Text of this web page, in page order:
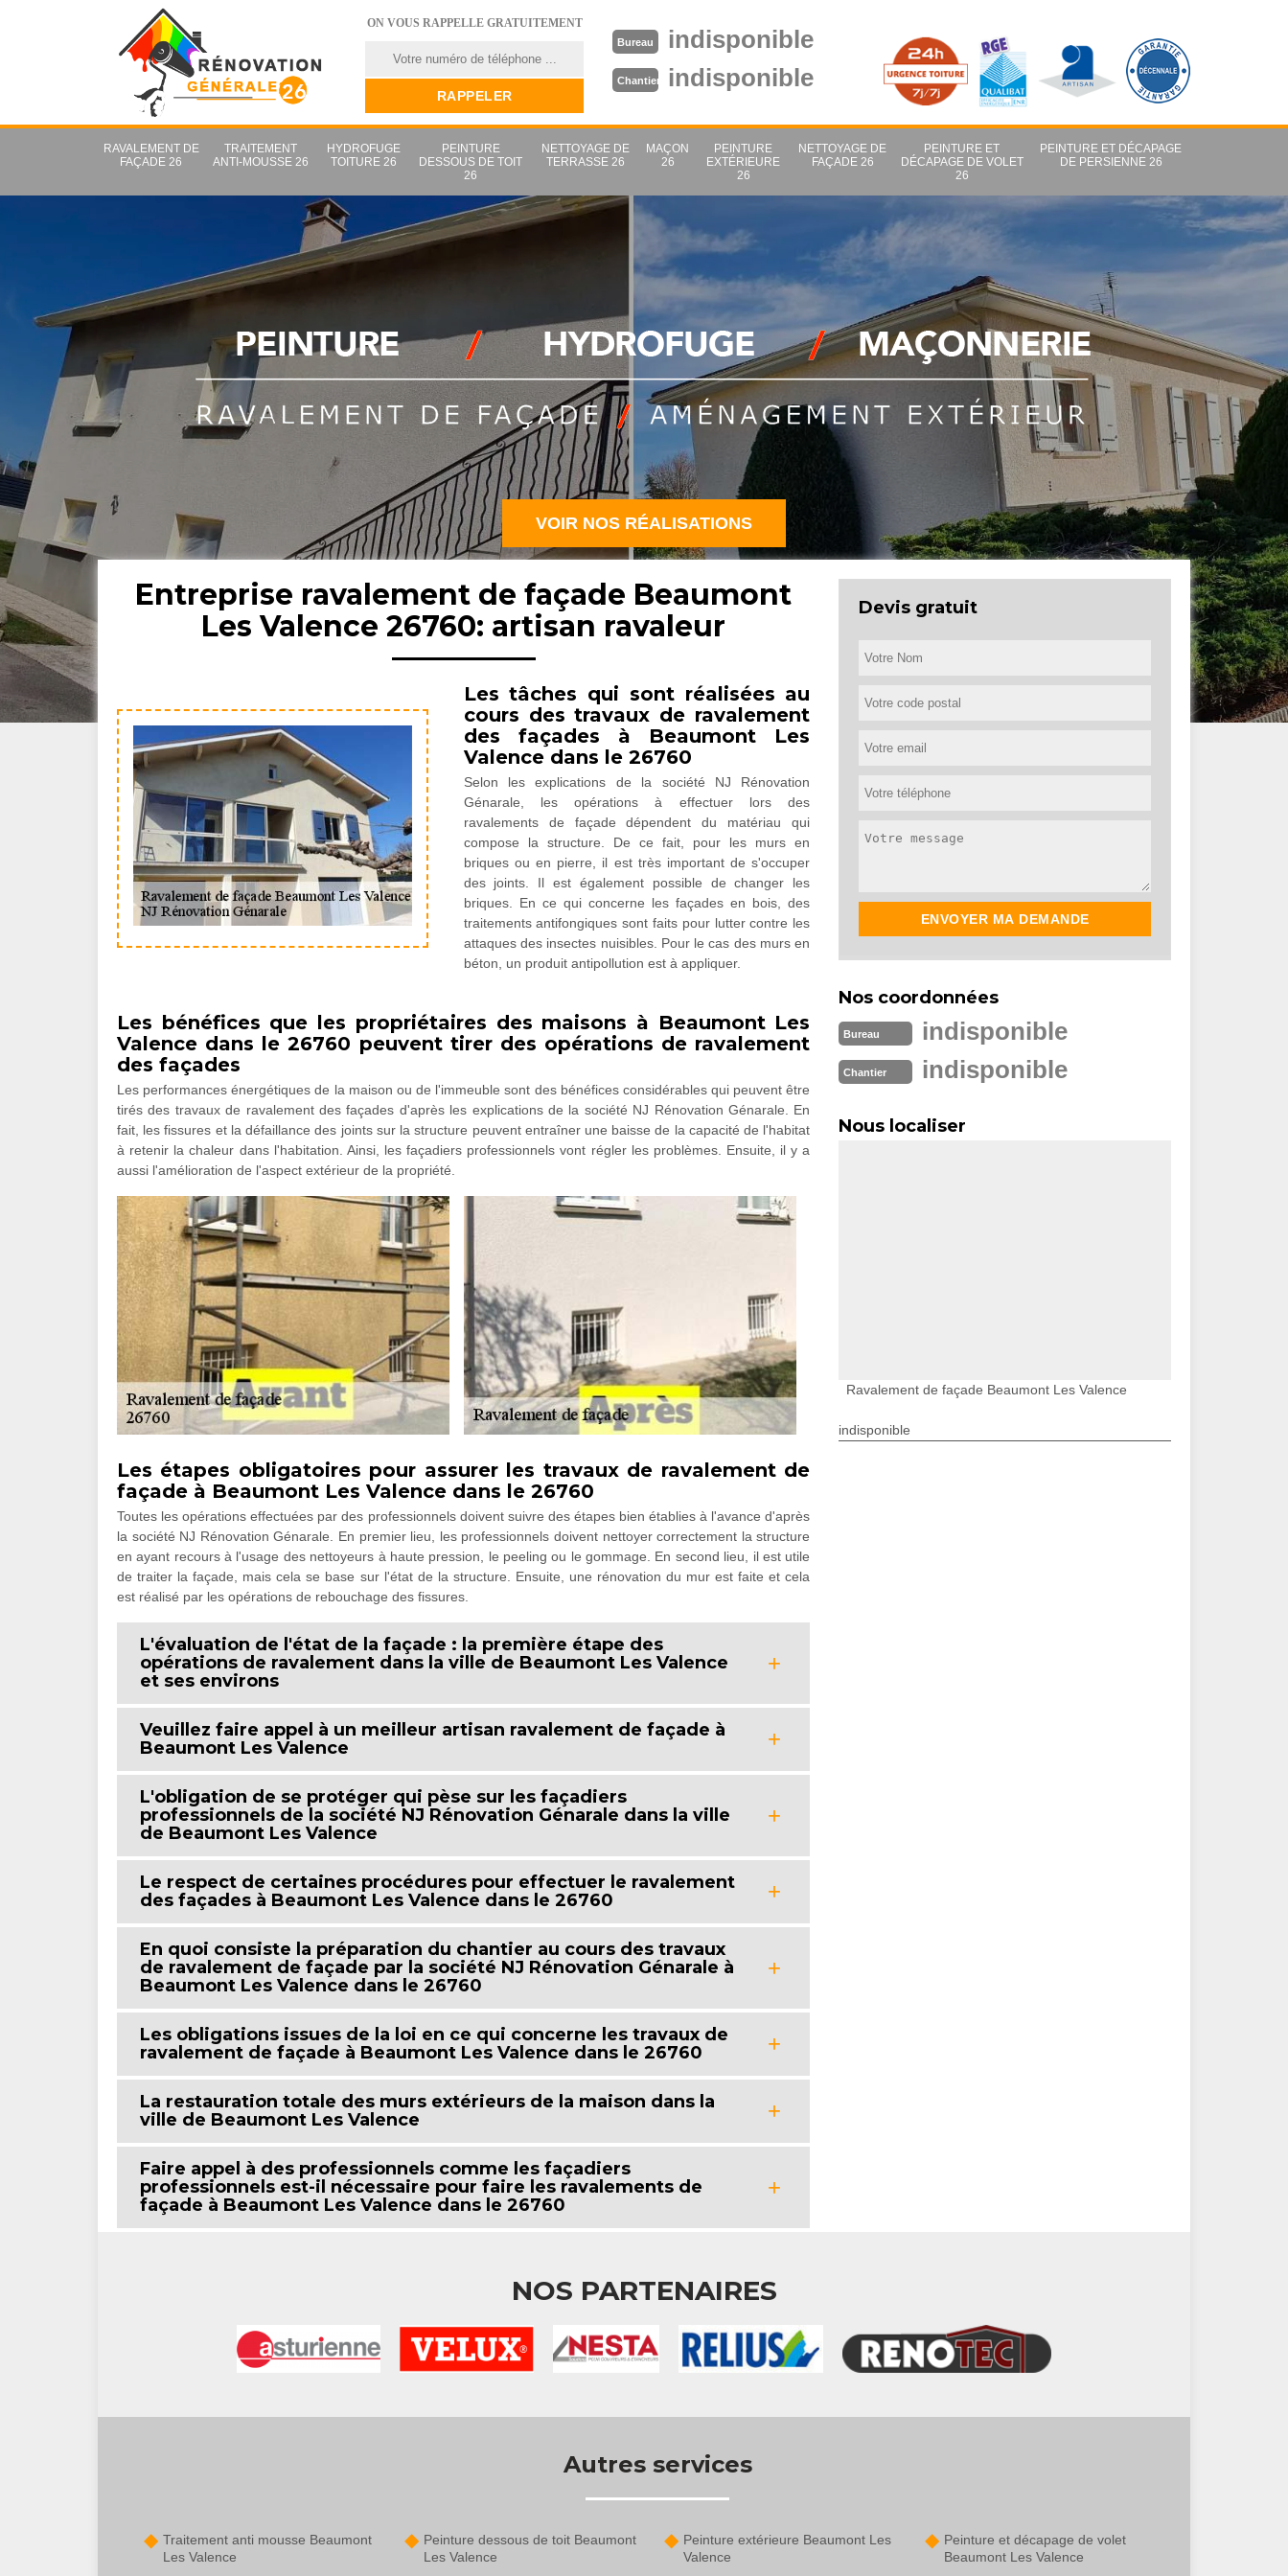
ON VOUS RAPPELLE GRATUITEMENT
Bureau indisponible
Chantier indisponible
RAVALEMENT DE
FAÇADE 26
TRAITEMENT
ANTI-MOUSSE 26
HYDROFUGE
TOITURE 26
PEINTURE
DESSOUS DE TOIT
26
NETTOYAGE DE
TERRASSE 26
MAÇON
26
PEINTURE
EXTÉRIEURE
26
NETTOYAGE DE
FAÇADE 26
PEINTURE ET
DÉCAPAGE DE VOLET
26
PEINTURE ET DÉCAPAGE
DE PERSIENNE 26
VOIR NOS RÉALISATIONS
Entreprise ravalement de façade Beaumont
Les Valence 26760: artisan ravaleur
Les tâches qui sont réalisées au
cours des travaux de ravalement
des façades à Beaumont Les
Valence dans le 26760
Selon les explications de la société NJ Rénovation
Génarale, les opérations à effectuer lors des
ravalements de façade dépendent du matériau qui
compose la structure. De ce fait, pour les murs en
briques ou en pierre, il est très important de s'occuper
des joints. Il est également possible de changer les
briques. En ce qui concerne les façades en bois, des
traitements antifongiques sont faits pour lutter contre les
attaques des insectes nuisibles. Pour le cas des murs en
béton, un produit antipollution est à appliquer.
Les bénéfices que les propriétaires des maisons à Beaumont Les
Valence dans le 26760 peuvent tirer des opérations de ravalement
des façades
Les performances énergétiques de la maison ou de l'immeuble sont des bénéfices considérables qui peuvent être
tirés des travaux de ravalement des façades d'après les explications de la société NJ Rénovation Génarale. En
fait, les fissures et la défaillance des joints sur la structure peuvent entraîner une baisse de la capacité de l'habitat
à retenir la chaleur dans l'habitation. Ainsi, les façadiers professionnels vont régler les problèmes. Ensuite, il y a
aussi l'amélioration de l'aspect extérieur de la propriété.
Les étapes obligatoires pour assurer les travaux de ravalement de
façade à Beaumont Les Valence dans le 26760
Toutes les opérations effectuées par des professionnels doivent suivre des étapes bien établies à l'avance d'après
la société NJ Rénovation Génarale. En premier lieu, les professionnels doivent nettoyer correctement la structure
en ayant recours à l'usage des nettoyeurs à haute pression, le peeling ou le gommage. En second lieu, il est utile
de traiter la façade, mais cela se base sur l'état de la structure. Ensuite, une rénovation du mur est faite et cela
est réalisé par les opérations de rebouchage des fissures.
L'évaluation de l'état de la façade : la première étape des
opérations de ravalement dans la ville de Beaumont Les Valence
et ses environs
Veuillez faire appel à un meilleur artisan ravalement de façade à
Beaumont Les Valence
L'obligation de se protéger qui pèse sur les façadiers
professionnels de la société NJ Rénovation Génarale dans la ville
de Beaumont Les Valence
Le respect de certaines procédures pour effectuer le ravalement
des façades à Beaumont Les Valence dans le 26760
En quoi consiste la préparation du chantier au cours des travaux
de ravalement de façade par la société NJ Rénovation Génarale à
Beaumont Les Valence dans le 26760
Les obligations issues de la loi en ce qui concerne les travaux de
ravalement de façade à Beaumont Les Valence dans le 26760
La restauration totale des murs extérieurs de la maison dans la
ville de Beaumont Les Valence
Faire appel à des professionnels comme les façadiers
professionnels est-il nécessaire pour faire les ravalements de
façade à Beaumont Les Valence dans le 26760
Devis gratuit
Nos coordonnées
Bureau indisponible
Chantier indisponible
Nous localiser
Ravalement de façade Beaumont Les Valence
indisponible
NOS PARTENAIRES
Autres services
Traitement anti mousse Beaumont
Les Valence
Peinture dessous de toit Beaumont
Les Valence
Peinture extérieure Beaumont Les
Valence
Peinture et décapage de volet
Beaumont Les Valence